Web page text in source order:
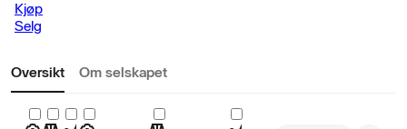
Kjøp
Selg
Oversikt Om selskapet